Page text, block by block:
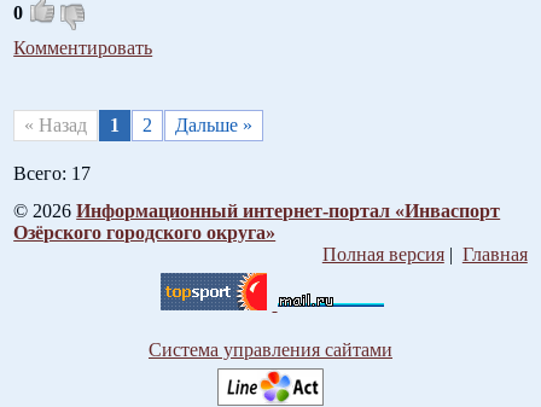
0
Комментировать
« Назад 1 2 Дальше »
Всего: 17
© 2026Информационный интернет-портал «Инваспорт
Озёрского городского округа»
Полная версия| Главная
Система управления сайтами